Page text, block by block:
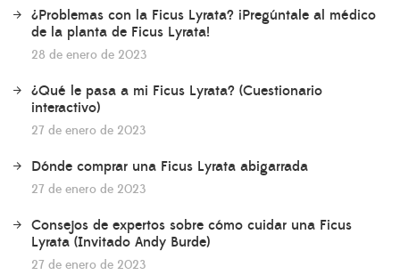
¿Problemas con la Ficus Lyrata? ¡Pregúntale al médico
de la planta de Ficus Lyrata!
28 de enero de 2023
¿Qué le pasa a mi Ficus Lyrata? (Cuestionario
interactivo)
27 de enero de 2023
Dónde comprar una Ficus Lyrata abigarrada
27 de enero de 2023
Consejos de expertos sobre cómo cuidar una Ficus
Lyrata (Invitado Andy Burde)
27 de enero de 2023